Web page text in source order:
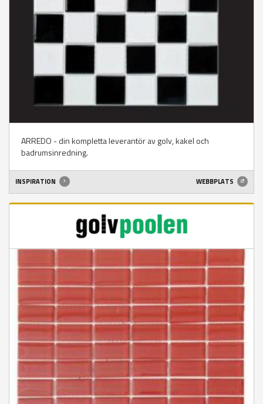
ARREDO - din kompletta leverantör av golv, kakel och
badrumsinredning.
INSPIRATION WEBBPLATS